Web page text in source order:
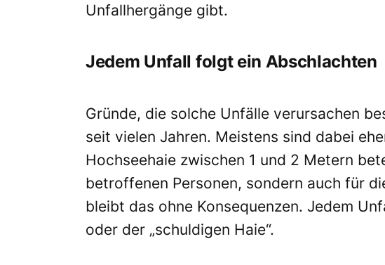
Unfallhergänge gibt.
Jedem Unfall folgt ein Abschlachten
Gründe, die solche Unfälle verursachen
seit vielen Jahren. Meistens sind dabei
Hochseehaie zwischen 1 und 2 Metern
betroffenen Personen, sondern auch für
bleibt das ohne Konsequenzen. Jedem
oder der „schuldigen Haie“.